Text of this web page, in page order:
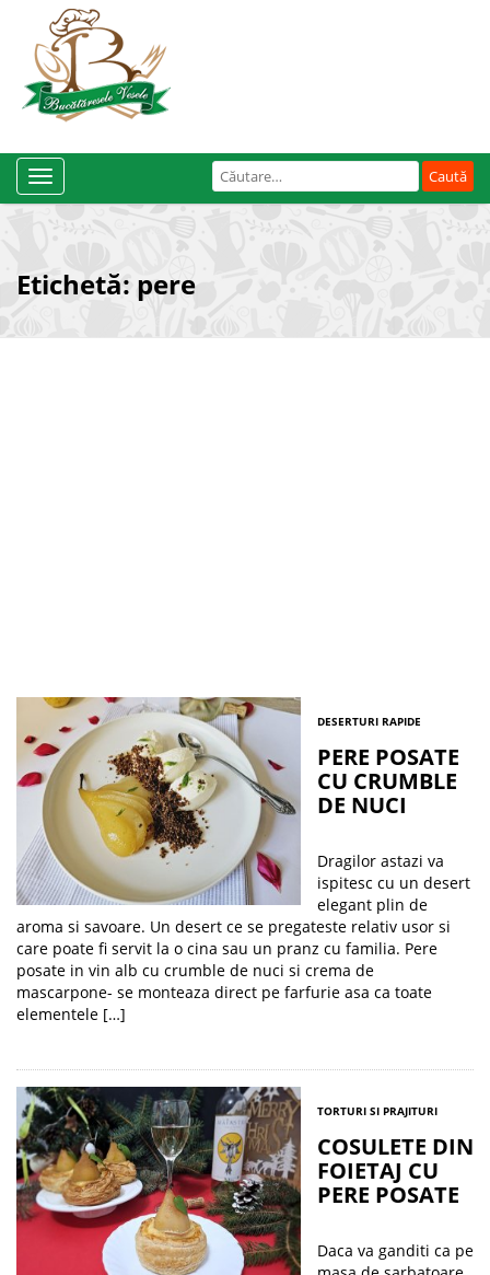
Caută
după:
Toggle
Navigation
Etichetă: pere
DESERTURI RAPIDE
PERE POSATE
CU CRUMBLE
DE NUCI
Dragilor astazi va
ispitesc cu un desert
elegant plin de
aroma si savoare. Un desert ce se pregateste relativ usor si
care poate fi servit la o cina sau un pranz cu familia. Pere
posate in vin alb cu crumble de nuci si crema de
mascarpone- se monteaza direct pe farfurie asa ca toate
elementele […]
TORTURI SI PRAJITURI
COSULETE DIN
FOIETAJ CU
PERE POSATE
Daca va ganditi ca pe